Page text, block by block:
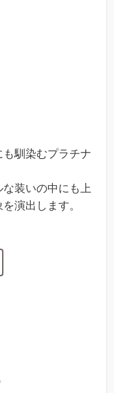
馴染むプラチナ
装いの中にも上
演出します。